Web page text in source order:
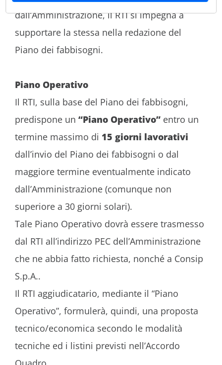
dall’Amministrazione, il RTI si impegna a
supportare la stessa nella redazione del
Piano dei fabbisogni.
Piano Operativo
Il RTI, sulla base del Piano dei fabbisogni,
predispone un “Piano Operativo” entro un
termine massimo di 15 giorni lavorativi
dall’invio del Piano dei fabbisogni o dal
maggiore termine eventualmente indicato
dall’Amministrazione (comunque non
superiore a 30 giorni solari).
Tale Piano Operativo dovrà essere trasmesso
dal RTI all’indirizzo PEC dell’Amministrazione
che ne abbia fatto richiesta, nonché a Consip
S.p.A..
Il RTI aggiudicatario, mediante il “Piano
Operativo”, formulerà, quindi, una proposta
tecnico/economica secondo le modalità
tecniche ed i listini previsti nell’Accordo
sapere di più,clicca qui.
Se selezioni il sottostante
accettando tutti i cookie.
Puoi comunque esprimere le tue
a cui intendi prestare il consenso
Se scegli di chiudere il banner utilizzando
il pulsante con la “X” in alto a destra,
saranno mantenute le impostazioni
predefinite che non consentono l’utilizzo di
cookie o altri strumenti di tracciamento
diversi da quelli tecnici.